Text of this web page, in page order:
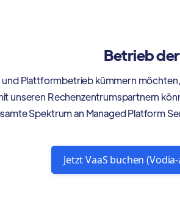
Betrieb
Plattformbetrieb kümmern
unseren Rechenzentrumspartnern
Spektrum an Managed Platform
Jetzt VaaS buchen